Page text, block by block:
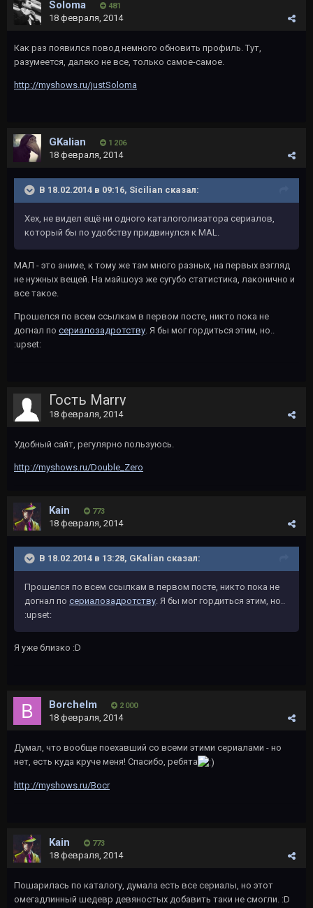
Soloma 481
18 февраля, 2014
Как раз появился повод немного обновить профиль. Тут,
разумеется, далеко не все, только самое-самое.
http://myshows.ru/justSoloma
GKalian 1 206
18 февраля, 2014
В 18.02.2014 в 09:16, Sicilian сказал:
Хех, не видел ещё ни одного каталоголизатора сериалов,
который бы по удобству придвинулся к MAL.
МАЛ - это аниме, к тому же там много разных, на первых взгляд
не нужных вещей. На майшоуз же сугубо статистика, лаконично и
все такое.
Прошелся по всем ссылкам в первом посте, никто пока не
догнал по сериалозадротству. Я бы мог гордиться этим, но..
:upset:
Гость Marry
18 февраля, 2014
Удобный сайт, регулярно пользуюсь.
http://myshows.ru/Double_Zero
Kаin 773
18 февраля, 2014
В 18.02.2014 в 13:28, GKalian сказал:
Прошелся по всем ссылкам в первом посте, никто пока не
догнал по сериалозадротству. Я бы мог гордиться этим, но..
:upset:
Я уже близко :D
Borchelm 2 000
18 февраля, 2014
Думал, что вообще поехавший со всеми этими сериалами - но
нет, есть куда круче меня! Спасибо, ребята
http://myshows.ru/Bocr
Kаin 773
18 февраля, 2014
Пошарилась по каталогу, думала есть все сериалы, но этот
омегадлинный шедевр девяностых добавить таки не смогли. :D